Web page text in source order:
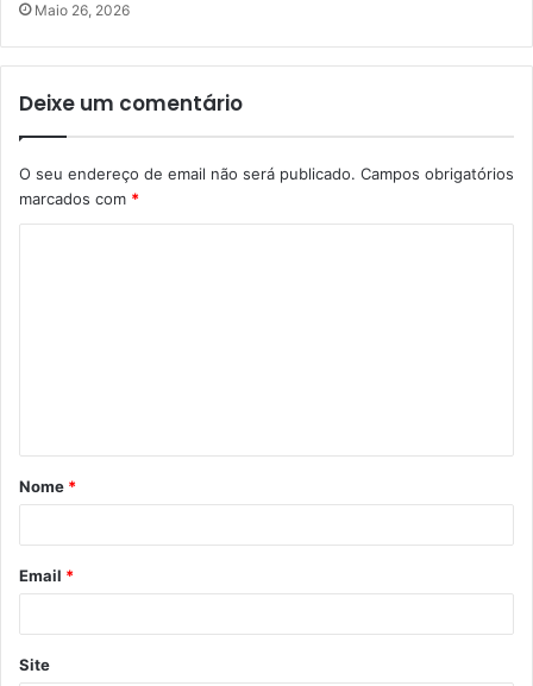
Maio 26, 2026
Deixe um comentário
O seu endereço de email não será publicado. Campos obrigatórios
marcados com *
á
r
*
Nome *
Email *
Site